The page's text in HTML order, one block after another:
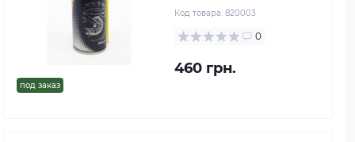
под заказ
Код товара: 820003
0
460 грн.